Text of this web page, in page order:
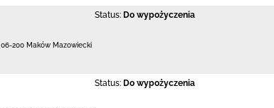
Status: Do wypożyczenia
06-200 Maków Mazowiecki
Status: Do wypożyczenia